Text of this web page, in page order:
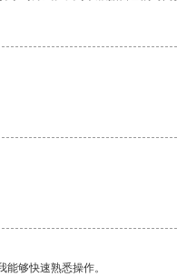
够快速熟悉操作。